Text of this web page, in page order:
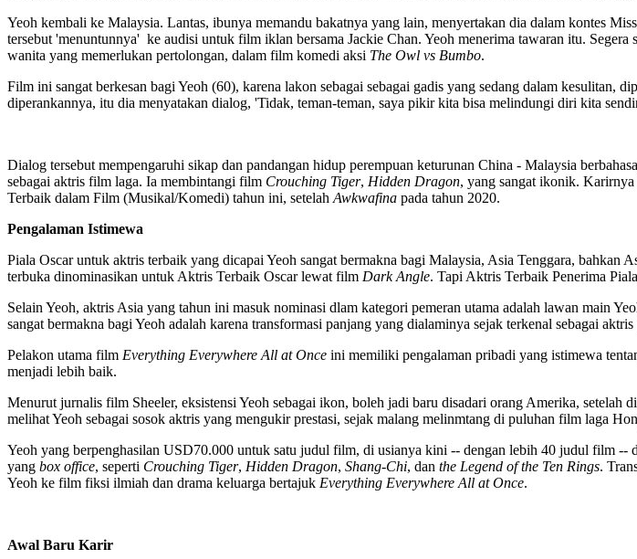
Yeoh kembali ke Malaysia. Lantas, ibunya memandu bakatnya yang lain, menyertakan dia dalam kontes
tersebut 'menuntunnya' ke audisi untuk film iklan bersama Jackie Chan. Yeoh menerima tawaran itu.
wanita yang memerlukan pertolongan, dalam film komedi aksi The Owl vs Bumbo.
Film ini sangat berkesan bagi Yeoh (60), karena lakon sebagai sebagai gadis yang sedang dalam kesulitan,
diperankannya, itu dia menyatakan dialog, 'Tidak, teman-teman, saya pikir kita bisa melindungi diri kita
Dialog tersebut mempengaruhi sikap dan pandangan hidup perempuan keturunan China - Malaysia
sebagai aktris film laga. Ia membintangi film Crouching Tiger, Hidden Dragon, yang sangat ikonik.
Terbaik dalam Film (Musikal/Komedi) tahun ini, setelah Awkwafina pada tahun 2020.
Pengalaman Istimewa
Piala Oscar untuk aktris terbaik yang dicapai Yeoh sangat bermakna bagi Malaysia, Asia Tenggara,
terbuka dinominasikan untuk Aktris Terbaik Oscar lewat film Dark Angle. Tapi Aktris Terbaik Penerima
Selain Yeoh, aktris Asia yang tahun ini masuk nominasi dlam kategori pemeran utama adalah lawan main
sangat bermakna bagi Yeoh adalah karena transformasi panjang yang dialaminya sejak terkenal sebagai
Pelakon utama film Everything Everywhere All at Once ini memiliki pengalaman pribadi yang istimewa
menjadi lebih baik.
Menurut jurnalis film Sheeler, eksistensi Yeoh sebagai ikon, boleh jadi baru disadari orang Amerika,
melihat Yeoh sebagai sosok aktris yang mengukir prestasi, sejak malang melinmtang di puluhan film laga
Yeoh yang berpenghasilan USD70.000 untuk satu judul film, di usianya kini -- dengan lebih 40 judul film
yang box office, seperti Crouching Tiger, Hidden Dragon, Shang-Chi, dan the Legend of the Ten Rings.
Yeoh ke film fiksi ilmiah dan drama keluarga bertajuk Everything Everywhere All at Once.
Awal Baru Karir